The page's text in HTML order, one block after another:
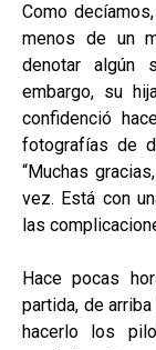
Como
menos de un
denotar algún
embargo, su
confidenció
fotografías de
“Muchas
vez. Está con
las
Hace pocas
partida, de
hacerlo los